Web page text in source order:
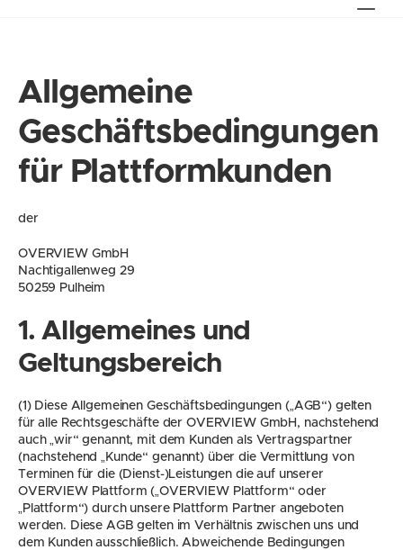
Allgemeine
Geschäftsbedingungen
für Plattformkunden
der
OVERVIEW GmbH
Nachtigallenweg 29
50259 Pulheim
1. Allgemeines und
Geltungsbereich
(1) Diese Allgemeinen Geschäftsbedingungen („AGB“) gelten
für alle Rechtsgeschäfte der OVERVIEW GmbH, nachstehend
auch „wir“ genannt, mit dem Kunden als Vertragspartner
(nachstehend „Kunde“ genannt) über die Vermittlung von
Terminen für die (Dienst-)Leistungen die auf unserer
OVERVIEW Plattform („OVERVIEW Plattform“ oder
„Plattform“) durch unsere Plattform Partner angeboten
werden. Diese AGB gelten im Verhältnis zwischen uns und
dem Kunden ausschließlich. Abweichende Bedingungen